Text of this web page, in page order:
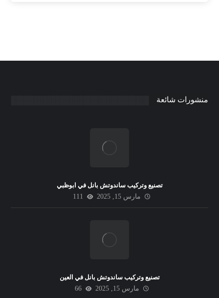
منشورات شائعة
تصنيع وتركيب ساندوتش بانل في ابوظبي
مارس 15, 2025
111
تصنيع وتركيب ساندوتش بانل في العين
مارس 15, 2025
66